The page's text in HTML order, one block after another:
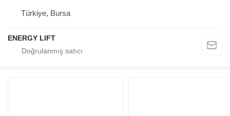
Türkiye, Bursa
ENERGY LIFT